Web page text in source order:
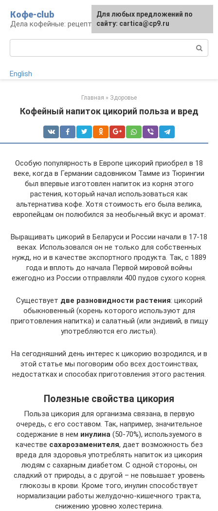
контенту
Кофе-club
Дела кофейные: рецепты и приготовление
English
Главная » Здоровье
Кофейный напиток цикорий польза и вред
Особую популярность в Европе цикорий приобрел в 18
веке, когда в Германии садовником Тамме из Тюрингии
был впервые изготовлен напиток из корня этого
растения, который начал использоваться как
альтернатива кофе. Хотя стоимость его была велика,
европейцам он полюбился за необычный вкус и аромат.
Выращивать цикорий в Беларуси и России начали в 17-18
веках. Использовался он не только для собственных
нужд, но и в качестве экспортного продукта. Так, с 1889
года и вплоть до начала Первой мировой войны
ежегодно из России отправляли 400 пудов сухого корня.
Существует две разновидности растения: цикорий
обыкновенный (корень которого используют для
приготовления напитка) и салатный (или эндивий, в пищу
употребляются его листья).
На сегодняшний день интерес к цикорию возродился, и в
этой статье мы поговорим обо всех достоинствах,
недостатках и способах приготовления этого растения.
Полезные свойства цикория
Польза цикория для организма связана, в первую
очередь, с его составом. Так, например, значительное
содержание в нем инулина(50-70%), используемого в
качестве сахарозаменителя, дает возможность без
вреда для здоровья употреблять напиток из цикория
людям с сахарным диабетом. С одной стороны, он
сладкий от природы, а с другой – не повышает уровень
глюкозы в крови. Кроме того, инулин способствует
нормализации работы желудочно-кишечного тракта,
снижению уровню холестерина.
Для любых предложений по
сайту: cartica@cp9.ru